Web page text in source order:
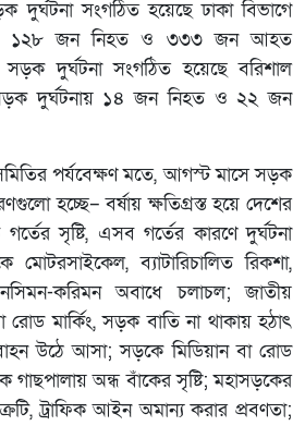
দুর্ঘটনা সংগঠিত হয়েছে ঢাকা বিভাগে
১২৮ জন নিহত ও ৩৩৩ জন আহত
দুর্ঘটনা সংগঠিত হয়েছে বরিশাল
দুর্ঘটনায় ১৪ জন নিহত ও ২২ জন
সমিতির পর্যবেক্ষণ মতে, আগস্ট মাসে সড়ক
হচ্ছে– বর্ষায় ক্ষতিগ্রস্ত হয়ে দেশের
সৃষ্টি, এসব গর্তের কারণে দুর্ঘটনা
ব্যাটারিচালিত রিকশা,
করিমন অবাধে চলাচল; জাতীয়
মার্কিং, সড়ক বাতি না থাকায় হঠাৎ
উঠে আসা; সড়কে মিডিয়ান বা রোড
গাছপালায় অন্ধ বাঁকের সৃষ্টি; মহাসড়কের
ক্রটি, ট্রাফিক আইন অমান্য করার প্রবণতা;